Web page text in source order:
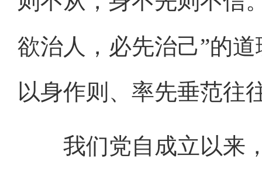
欲治人，必先治己”的
以身作则、率先垂范往
我们党自成立以来，